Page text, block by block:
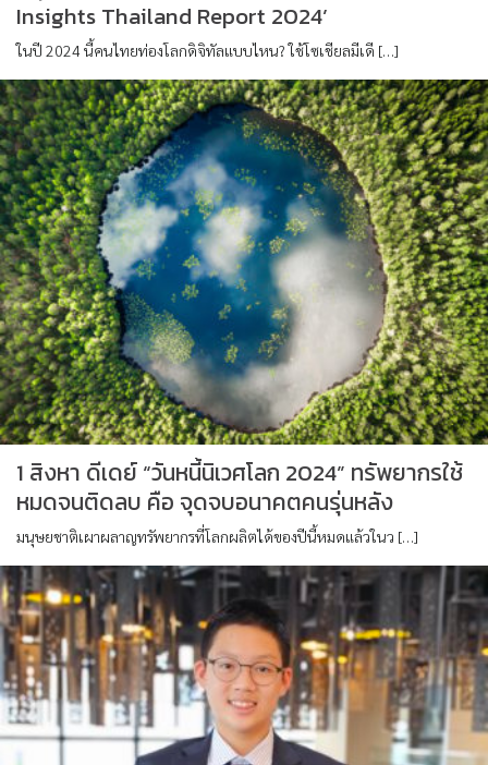
Insights Thailand Report 2024’
ในปี 2024 นี้คนไทยท่องโลกดิจิทัลแบบไหน? ใช้โซเชียลมีเดี […]
1 สิงหา ดีเดย์ “วันหนี้นิเวศโลก 2024” ทรัพยากรใช้
หมดจนติดลบ คือ จุดจบอนาคตคนรุ่นหลัง
มนุษยชาติเผาผลาญทรัพยากรที่โลกผลิตได้ของปีนี้หมดแล้วในว […]